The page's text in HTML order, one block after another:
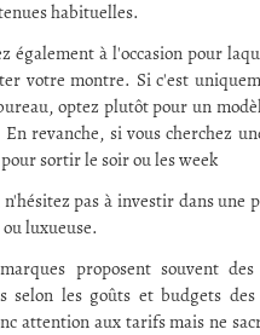
habituelles.
également à l'occasion pour
votre montre. Si c'est
optez plutôt pour un
revanche, si vous cherchez
sortir le soir ou les week
n'hésitez pas à investir dans une
luxueuse.
proposent souvent des
selon les goûts et budgets des
attention aux tarifs mais ne